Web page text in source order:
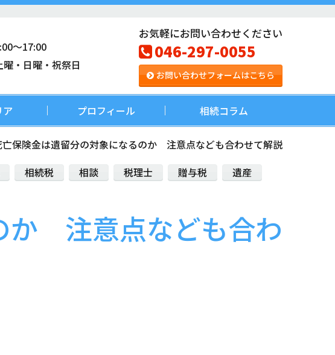
〜17:00
曜・日曜・祝祭日
お気軽にお問い合わせください
046-297-0055
お問い合わせフォームはこちら
ア プロフィール 相続コラム
亡保険金は遺留分の対象になるのか 注意点なども合わせて解説
相続税 相談 税理士 贈与税
遺産
か 注意点なども合わ